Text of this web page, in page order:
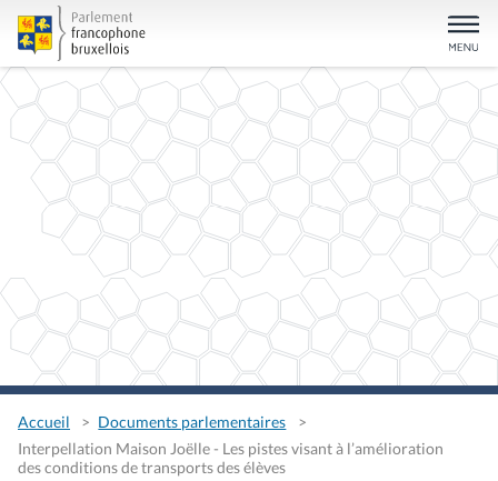
Accueil
Documents parlementaires
Interpellation Maison Joëlle - Les pistes visant à l’amélioration
des conditions de transports des élèves